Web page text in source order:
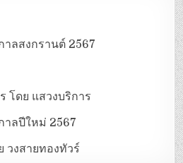
าลสงกรานต์ 2567
โดย แสวงบริการ
าลปีใหม่ 2567
วงสายทองทัวร์